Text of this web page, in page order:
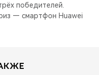
победителей.
— смартфон Huawei